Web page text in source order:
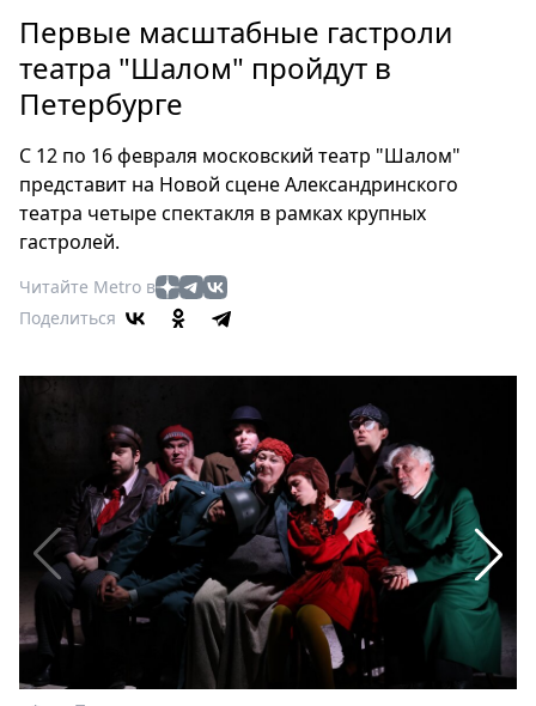
Россия
Мир
Здоровье
Туризм
Мода
Театр
Кино
Афиша
Книги
Выставки
релизы
О
Metro
Стримы
Спецпроекты
Звезды
Выборы
Скачай
Первые масштабные гастроли
театра "Шалом" пройдут в
Петербурге
С 12 по 16 февраля московский театр "Шалом"
представит на Новой сцене Александринского
театра четыре спектакля в рамках крупных
гастролей.
Читайте Metro в
Поделиться